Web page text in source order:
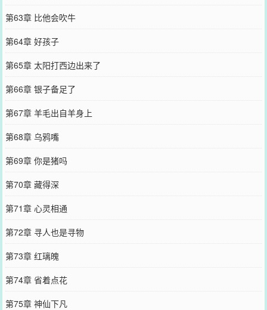
第63章 比他会吹牛
第64章 好孩子
第65章 太阳打西边出来了
第66章 银子备足了
第67章 羊毛出自羊身上
第68章 乌鸦嘴
第69章 你是猪吗
第70章 藏得深
第71章 心灵相通
第72章 寻人也是寻物
第73章 红璃魄
第74章 省着点花
第75章 神仙下凡